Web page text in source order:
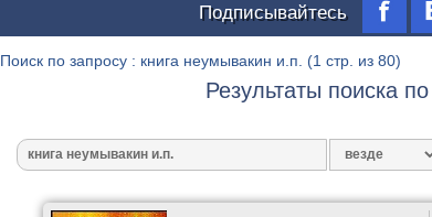
Подписывайтесь
Поиск по запросу : книга неумывакин и.п. (1 стр. из 80)
Результаты поиска